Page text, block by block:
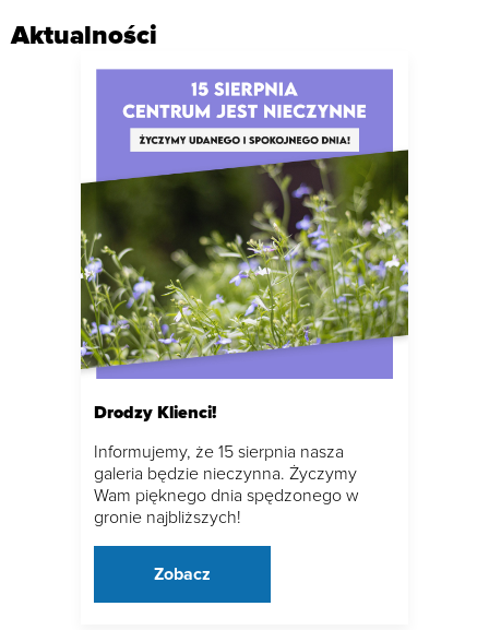
Aktualności
Drodzy Klienci!
Informujemy, że 15 sierpnia nasza
galeria będzie nieczynna. Życzymy
Wam pięknego dnia spędzonego w
gronie najbliższych!
Zobacz